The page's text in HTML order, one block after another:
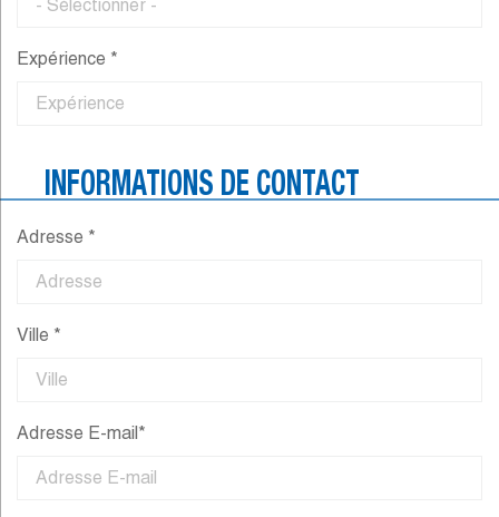
Expérience *
INFORMATIONS DE CONTACT
Adresse *
Ville *
Adresse E-mail*